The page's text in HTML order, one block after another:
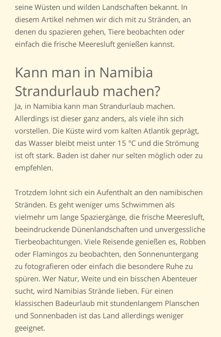
seine Wüsten und wilden Landschaften bekannt. In
diesem Artikel nehmen wir dich mit zu Stränden, an
denen du spazieren gehen, Tiere beobachten oder
einfach die frische Meeresluft genießen kannst.
Kann man in Namibia
Strandurlaub machen?
Ja, in Namibia kann man Strandurlaub machen.
Allerdings ist dieser ganz anders, als viele ihn sich
vorstellen. Die Küste wird vom kalten Atlantik geprägt,
das Wasser bleibt meist unter 15 °C und die Strömung
ist oft stark. Baden ist daher nur selten möglich oder zu
empfehlen.
Trotzdem lohnt sich ein Aufenthalt an den namibischen
Stränden. Es geht weniger ums Schwimmen als
vielmehr um lange Spaziergänge, die frische Meeresluft,
beeindruckende Dünenlandschaften und unvergessliche
Tierbeobachtungen. Viele Reisende genießen es, Robben
oder Flamingos zu beobachten, den Sonnenuntergang
zu fotografieren oder einfach die besondere Ruhe zu
spüren. Wer Natur, Weite und ein bisschen Abenteuer
sucht, wird Namibias Strände lieben. Für einen
klassischen Badeurlaub mit stundenlangem Planschen
und Sonnenbaden ist das Land allerdings weniger
geeignet.